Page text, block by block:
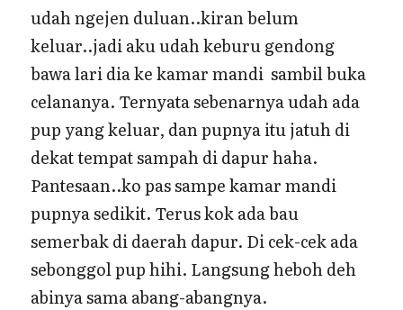
udah ngejen duluan..kiran belum
keluar..jadi aku udah keburu gendong
bawa lari dia ke kamar mandi sambil buka
celananya. Ternyata sebenarnya udah ada
pup yang keluar, dan pupnya itu jatuh di
dekat tempat sampah di dapur haha.
Pantesaan..ko pas sampe kamar mandi
pupnya sedikit. Terus kok ada bau
semerbak di daerah dapur. Di cek-cek ada
sebonggol pup hihi. Langsung heboh deh
abinya sama abang-abangnya.